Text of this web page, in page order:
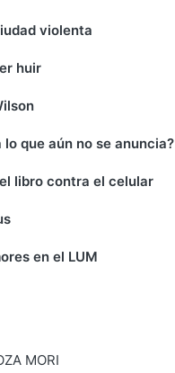
violenta
huir
que aún no se anuncia?
libro contra el celular
en el LUM
MORI